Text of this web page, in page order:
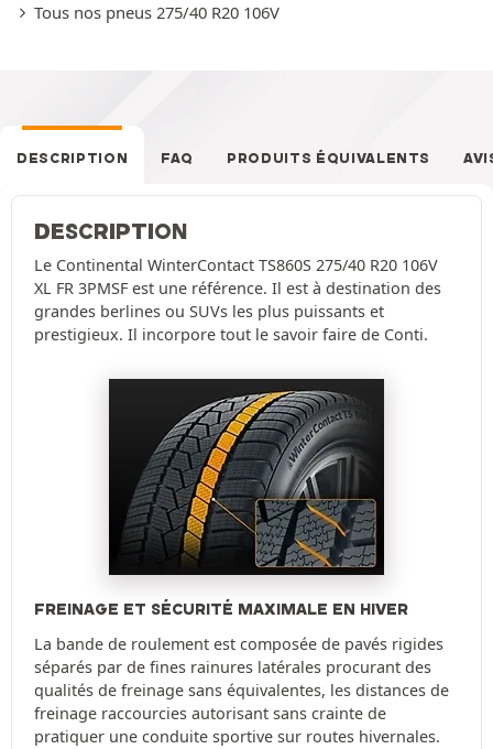
Tous nos pneus 275/40 R20 106V
DESCRIPTION FAQ PRODUITS ÉQUIVALENTS
DESCRIPTION
Le Continental WinterContact TS860S 275/40 R20 106V
XL FR 3PMSF est une référence. Il est à destination des
grandes berlines ou SUVs les plus puissants et
prestigieux. Il incorpore tout le savoir faire de Conti.
FREINAGE ET SÉCURITÉ MAXIMALE EN HIVER
La bande de roulement est composée de pavés rigides
séparés par de fines rainures latérales procurant des
qualités de freinage sans équivalentes, les distances de
freinage raccourcies autorisant sans crainte de
pratiquer une conduite sportive sur routes hivernales.